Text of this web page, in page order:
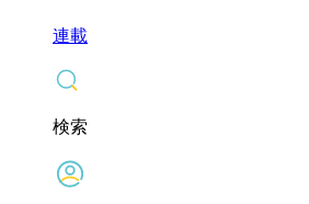
連載
検索